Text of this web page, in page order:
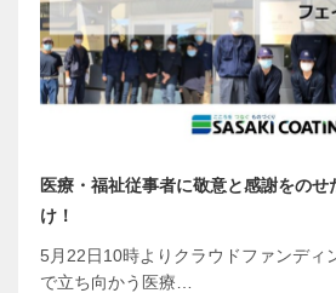
医療・福祉従事者に敬意と感謝をの
け！
5月22日10時よりクラウドファンディ
で立ち向かう医療…